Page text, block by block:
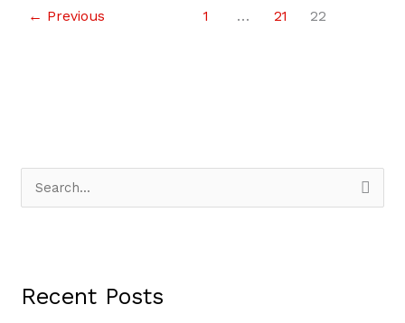
← Previous 1 … 21 22
c
Recent Posts